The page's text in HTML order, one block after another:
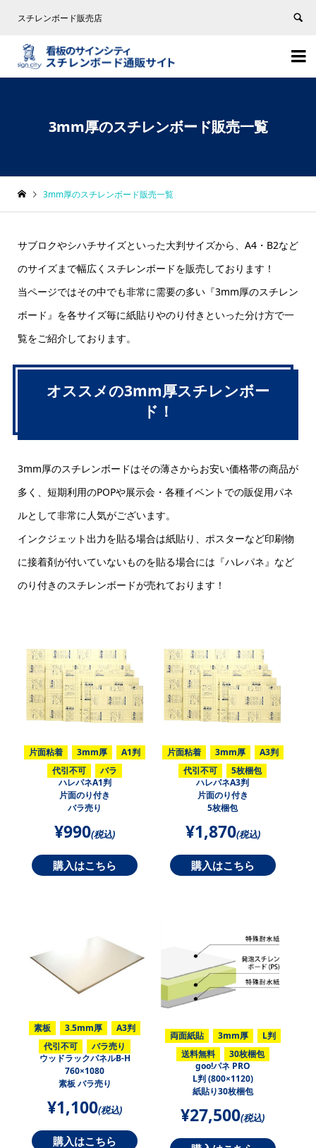
スチレンボード販売店


3mm厚のスチレンボード販売一覧
3mm厚のスチレンボード販売一覧
サブロクやシハチサイズといった大判サイズから、A4・B2など
のサイズまで幅広くスチレンボードを販売しております！
当ページではその中でも非常に需要の多い『3mm厚のスチレン
ボード』を各サイズ毎に紙貼りやのり付きといった分け方で一
覧をご紹介しております。
オススメの3mm厚スチレンボー
ド！
3mm厚のスチレンボードはその薄さからお安い価格帯の商品が
多く、短期利用のPOPや展示会・各種イベントでの販促用パネ
ルとして非常に人気がございます。
インクジェット出力を貼る場合は紙貼り、ポスターなど印刷物
に接着剤が付いていないものを貼る場合には『ハレパネ』など
のり付きのスチレンボードが売れております！
片面粘着 3mm厚
A1判
代引不可
バラ
ハレパネA1判
片面のり付き
バラ売り
¥990(税込)
購入はこちら
片面粘着 3mm厚
A3判
代引不可
5枚梱包
ハレパネA3判
片面のり付き
5枚梱包
¥1,870(税込)
購入はこちら
素板 3.5mm厚
A3判
代引不可
バラ売り
ウッドラックパネルB-H
760×1080
素板 バラ売り
¥1,100(税込)
購入はこちら
両面紙貼 3mm厚
L判
送料無料
30枚梱包
goo!パネ PRO
L判 (800×1120)
紙貼り30枚梱包
¥27,500(税込)